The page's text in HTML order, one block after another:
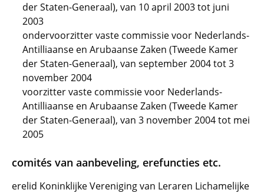
der Staten-Generaal), van 10 april 2003 tot juni
2003
ondervoorzitter vaste commissie voor Nederlands-
Antilliaanse en Arubaanse Zaken (Tweede Kamer
der Staten-Generaal), van september 2004 tot 3
november 2004
voorzitter vaste commissie voor Nederlands-
Antilliaanse en Arubaanse Zaken (Tweede Kamer
der Staten-Generaal), van 3 november 2004 tot mei
2005
comités van aanbeveling, erefuncties etc.
erelid Koninklijke Vereniging van Leraren Lichamelijke